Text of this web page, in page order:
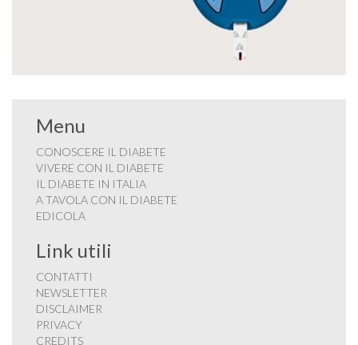
Menu
CONOSCERE IL DIABETE
VIVERE CON IL DIABETE
IL DIABETE IN ITALIA
A TAVOLA CON IL DIABETE
EDICOLA
Link utili
CONTATTI
NEWSLETTER
DISCLAIMER
PRIVACY
CREDITS